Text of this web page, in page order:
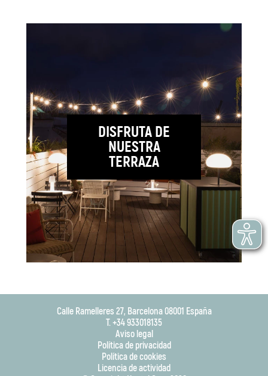
DISFRUTA DE
NUESTRA
TERRAZA
Calle Ramelleres 27, Barcelona 08001 España
T. +34 933018135
Aviso legal
Política de privacidad
Política de cookies
Licencia de actividad